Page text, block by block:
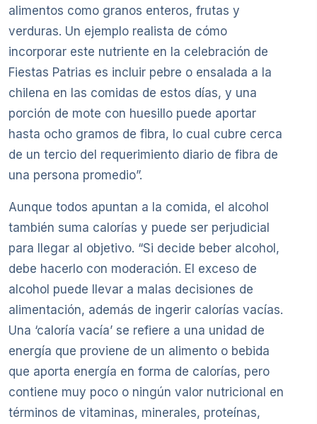
alimentos como granos enteros, frutas y
verduras. Un ejemplo realista de cómo
incorporar este nutriente en la celebración de
Fiestas Patrias es incluir pebre o ensalada a la
chilena en las comidas de estos días, y una
porción de mote con huesillo puede aportar
hasta ocho gramos de fibra, lo cual cubre cerca
de un tercio del requerimiento diario de fibra de
una persona promedio”.
Aunque todos apuntan a la comida, el alcohol
también suma calorías y puede ser perjudicial
para llegar al objetivo. “Si decide beber alcohol,
debe hacerlo con moderación. El exceso de
alcohol puede llevar a malas decisiones de
alimentación, además de ingerir calorías vacías.
Una ‘caloría vacía’ se refiere a una unidad de
energía que proviene de un alimento o bebida
que aporta energía en forma de calorías, pero
contiene muy poco o ningún valor nutricional en
términos de vitaminas, minerales, proteínas,